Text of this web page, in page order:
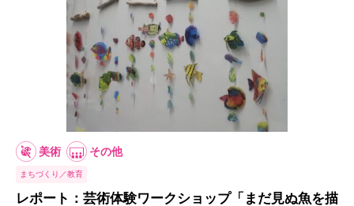
美術 その他
まちづくり 教育
レポート：芸術体験ワークショップ「まだ見ぬ魚を描